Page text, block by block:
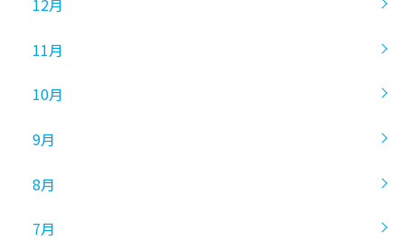
12月
11月
10月
9月
8月
7月